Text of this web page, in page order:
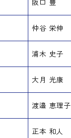
阪口 豊
仲谷 栄伸
浦木 史子
大月 光康
渡邉 恵理子
正本 和人